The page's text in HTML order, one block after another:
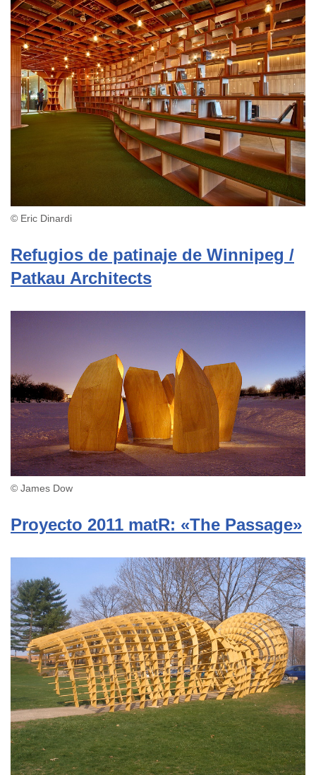
© Eric Dinardi
Refugios de patinaje de Winnipeg /
Patkau Architects
© James Dow
Proyecto 2011 matR: «The Passage»